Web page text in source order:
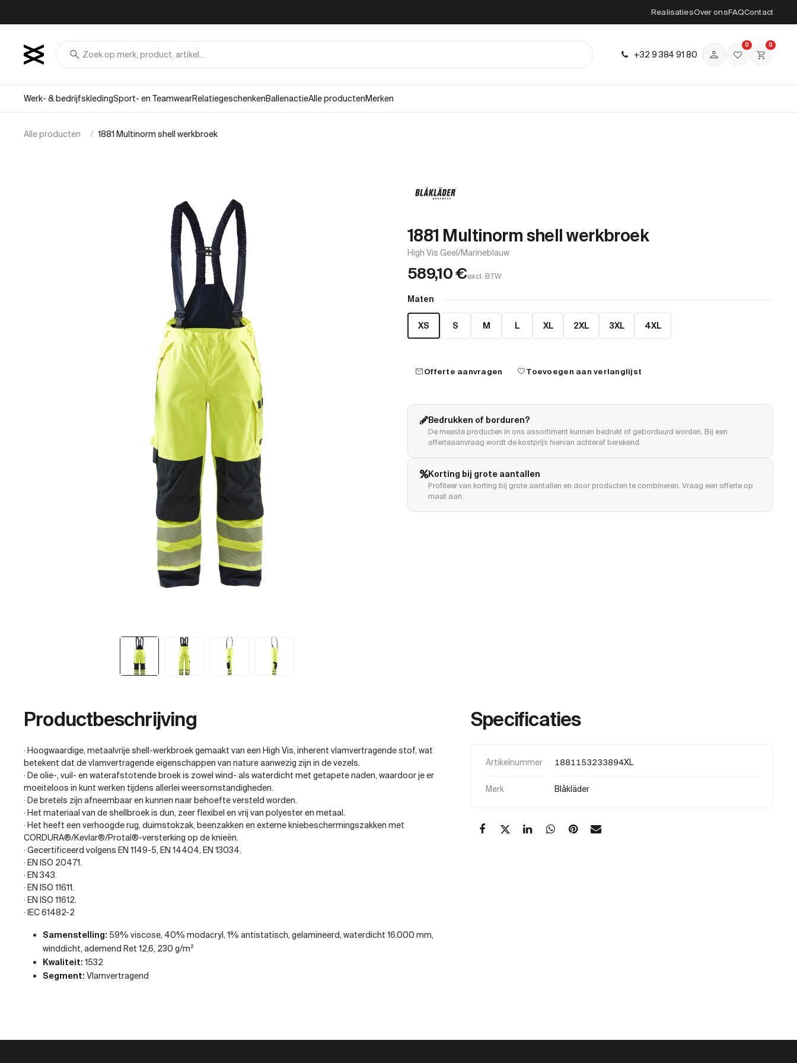
RealisatiesOver onsFAQContact
search
0
0
+32 9 384 91 80
Werk- & bedrijfskledingSport- en TeamwearRelatiegeschenkenBallenactieAlle productenMerken
Alle producten 1881 Multinorm shell werkbroek
1881 Multinorm shell werkbroek
High Vis Geel/Marineblauw
589,10€excl. BTW
Maten
XS S M L XL 2XL 3XL 4XL
mailOfferte aanvragen favoriteToevoegen aan verlanglijst
Bedrukken of borduren?
De meeste producten in ons assortiment kunnen bedrukt of geborduurd worden. Bij een
offerteaanvraag wordt de kostprijs hiervan achteraf berekend.
Korting bij grote aantallen
Profiteer van korting bij grote aantallen en door producten te combineren. Vraag een offerte op
maat aan.
Productbeschrijving
· Hoogwaardige, metaalvrije shell-werkbroek gemaakt van een High Vis, inherent vlamvertragende stof, wat
betekent dat de vlamvertragende eigenschappen van nature aanwezig zijn in de vezels.
· De olie-, vuil- en waterafstotende broek is zowel wind- als waterdicht met getapete naden, waardoor je er
moeiteloos in kunt werken tijdens allerlei weersomstandigheden.
· De bretels zijn afneembaar en kunnen naar behoefte versteld worden.
· Het materiaal van de shellbroek is dun, zeer flexibel en vrij van polyester en metaal.
· Het heeft een verhoogde rug, duimstokzak, beenzakken en externe kniebeschermingszakken met
CORDURA®/Kevlar®/Protal®-versterking op de knieën.
· Gecertificeerd volgens EN 1149-5, EN 14404, EN 13034.
· EN ISO 20471.
· EN 343.
· EN ISO 11611.
· EN ISO 11612.
· IEC 61482-2
Samenstelling: 59% viscose, 40% modacryl, 1% antistatisch, gelamineerd, waterdicht 16.000 mm,
winddicht, ademend Ret 12,6, 230 g/m²
Kwaliteit: 1532
Segment: Vlamvertragend
Specificaties
Artikelnummer 1881153233894XL
Merk Blåkläder